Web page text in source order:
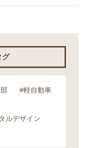
グ
#軽自動車
ルデザイン